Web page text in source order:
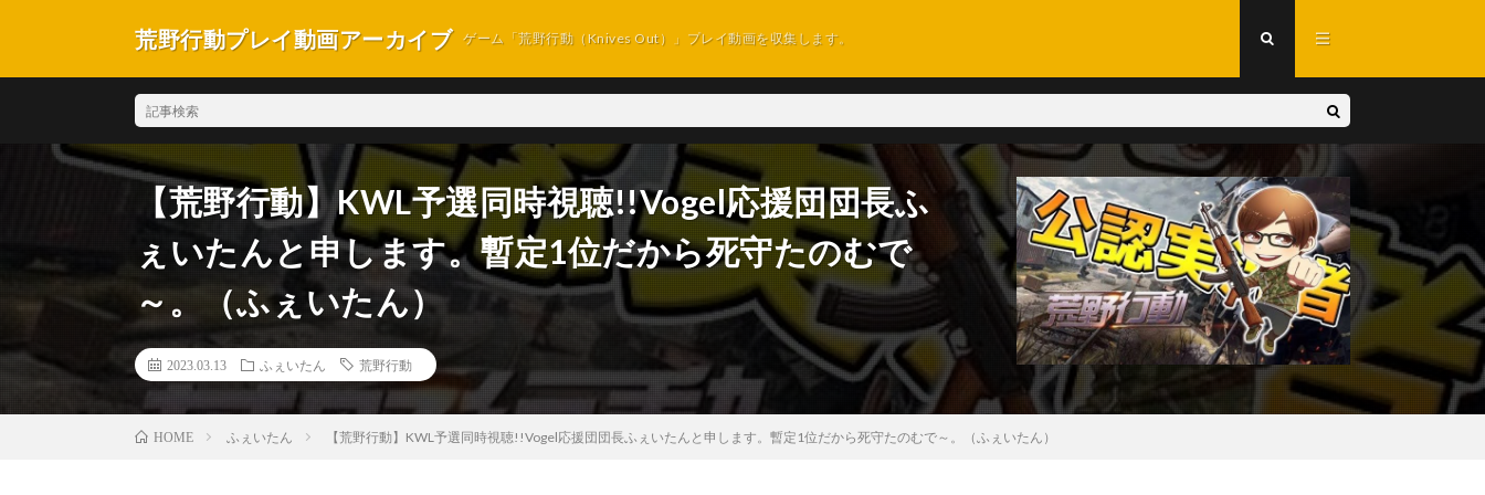
荒野行動プレイ動画アーカイブ ゲーム「荒野行動（Knives Out）」プレイ動画を収集します。
【荒野行動】KWL予選同時視聴!!Vogel応援団団長ふ
ぇいたんと申します。暫定1位だから死守たのむで
～。（ふぇいたん）
2023.03.13 ふぇいたん 荒野行動
HOME ふぇいたん 【荒野行動】KWL予選同時視聴!!Vogel応援団団長ふぇいたんと申します。暫定1位だから死守たのむで～。（ふぇいたん）